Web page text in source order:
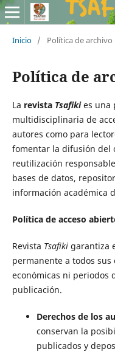
Inicio / Política de archivo
Política de
La revista Tsafikies una
multidisciplinaria de
autores como para
fomentar la difusión del
reutilización
bases de datos,
información académica
Política de acceso
Revista Tsafikigarantiza
permanente a todos
económicas ni periodos
publicación.
Derechos de los
conservan la
publicados y